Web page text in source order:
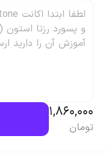
1,860,000
تومان